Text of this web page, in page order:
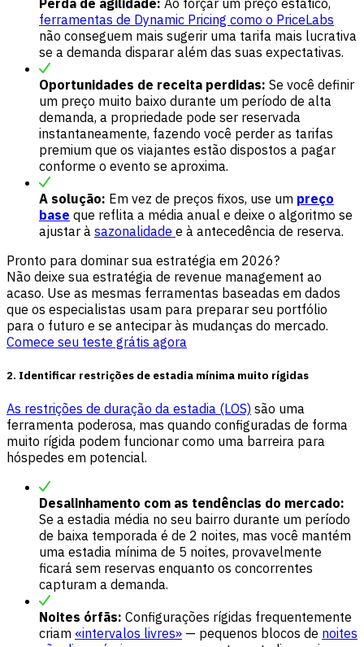
ferramentas de Dynamic Pricing como o PriceLabs
não conseguem mais sugerir uma tarifa mais lucrativa
se a demanda disparar além das suas expectativas.
Oportunidades de receita perdidas: Se você definir
um preço muito baixo durante um período de alta
demanda, a propriedade pode ser reservada
instantaneamente, fazendo você perder as tarifas
premium que os viajantes estão dispostos a pagar
conforme o evento se aproxima.
A solução: Em vez de preços fixos, use um preço
base que reflita a média anual e deixe o algoritmo se
ajustar à sazonalidade e à antecedência de reserva.
Pronto para dominar sua estratégia em 2026?
Não deixe sua estratégia de revenue management ao
acaso. Use as mesmas ferramentas baseadas em dados
que os especialistas usam para preparar seu portfólio
para o futuro e se antecipar às mudanças do mercado.
Comece seu teste grátis agora
2. Identificar restrições de estadia mínima muito rígidas
As restrições de duração da estadia (LOS) são uma
ferramenta poderosa, mas quando configuradas de forma
muito rígida podem funcionar como uma barreira para
hóspedes em potencial.
Desalinhamento com as tendências do mercado:
Se a estadia média no seu bairro durante um período
de baixa temporada é de 2 noites, mas você mantém
uma estadia mínima de 5 noites, provavelmente
ficará sem reservas enquanto os concorrentes
capturam a demanda.
Noites órfãs: Configurações rígidas frequentemente
criam «intervalos livres» — pequenos blocos de noites